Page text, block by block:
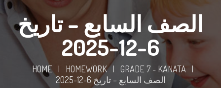
الصف السابع – تاريخ
6-12-2025
HOME | HOMEWORK | GRADE 7 - KANATA |
الصف السابع – تاريخ 6-12-2025